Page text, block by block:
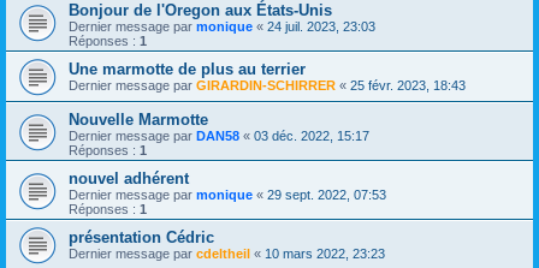
Bonjour de l'Oregon aux États-Unis
Dernier message par monique « 24 juil. 2023, 23:03
Réponses : 1
Une marmotte de plus au terrier
Dernier message par GIRARDIN-SCHIRRER « 25 févr. 2023, 18:43
Nouvelle Marmotte
Dernier message par DAN58 « 03 déc. 2022, 15:17
Réponses : 1
nouvel adhérent
Dernier message par monique « 29 sept. 2022, 07:53
Réponses : 1
présentation Cédric
Dernier message par cdeltheil « 10 mars 2022, 23:23